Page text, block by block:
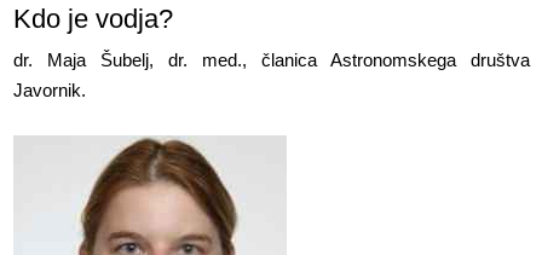
Kdo je vodja?
dr. Maja Šubelj, dr. med., članica Astronomskega društva
Javornik.